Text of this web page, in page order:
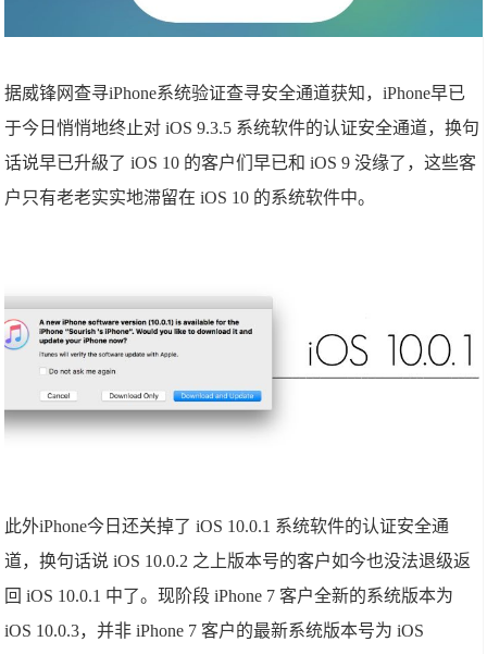
据威锋网查寻iPhone系统验证查寻安全通道获知，iPhone早已
于今日悄悄地终止对 iOS 9.3.5 系统软件的认证安全通道，换句
话说早已升級了 iOS 10 的客户们早已和 iOS 9 没缘了，这些客
户只有老老实实地滞留在 iOS 10 的系统软件中。
此外iPhone今日还关掉了 iOS 10.0.1 系统软件的认证安全通
道，换句话说 iOS 10.0.2 之上版本号的客户如今也没法退级返
回 iOS 10.0.1 中了。现阶段 iPhone 7 客户全新的系统版本为
iOS 10.0.3，并非 iPhone 7 客户的最新系统版本号为 iOS